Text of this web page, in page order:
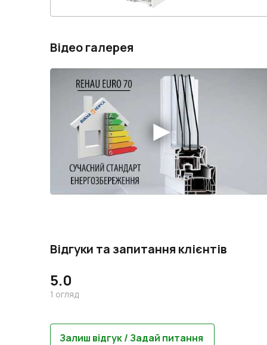
Відео галерея
Відгуки та запитання клієнтів
5.0
1 огляд
Залиш відгук / Задай питання